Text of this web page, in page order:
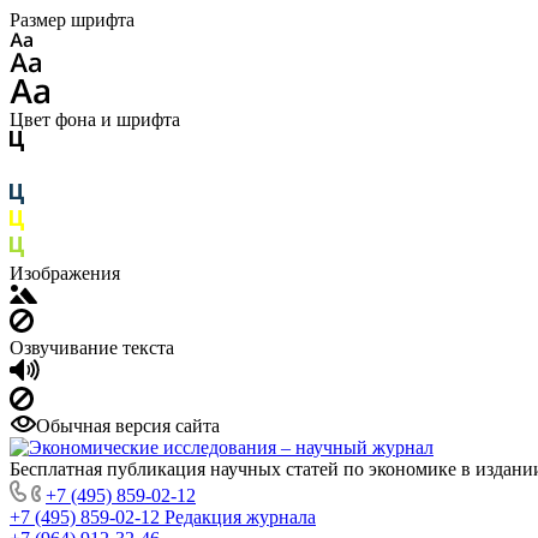
Размер шрифта
Цвет фона и шрифта
Изображения
Озвучивание текста
Обычная версия сайта
Бесплатная публикация научных статей по экономике в
+7 (495) 859-02-12
+7 (495) 859-02-12 Редакция журнала